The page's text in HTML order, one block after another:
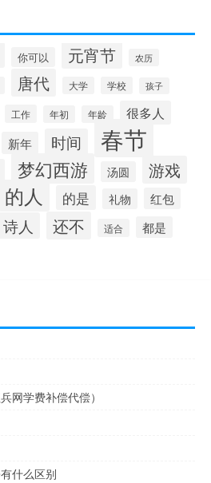
你可以 元宵节 农历
唐代 大学 学校 孩子
工作 年初 年龄 很多人
新年 时间 春节
梦幻西游 汤圆 游戏
的人 的是 礼物 红包
诗人 还不 适合 都是
网学费补偿代偿）
什么区别